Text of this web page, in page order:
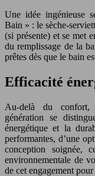
Une idée ingénieuse
Bain » : le sèche-
(si présente) et se met
du remplissage de la
prêtes dès que le bain
Efficacité
Au-delà du confort,
génération se
énergétique et la
performantes, d’une
conception soignée,
environnementale de
de cet engagement